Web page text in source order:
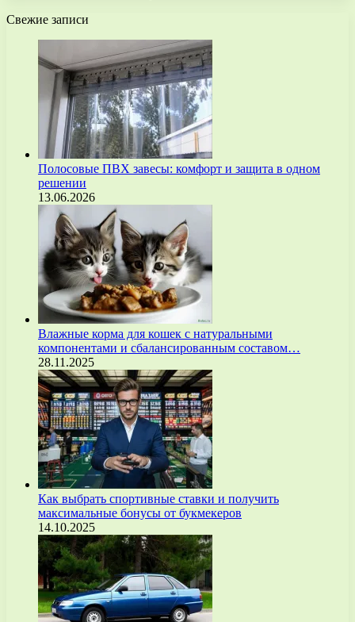
Свежие записи
Полосовые ПВХ завесы: комфорт и защита в одном
решении
13.06.2026
Влажные корма для кошек с натуральными
компонентами и сбалансированным составом…
28.11.2025
Как выбрать спортивные ставки и получить
максимальные бонусы от букмекеров
14.10.2025